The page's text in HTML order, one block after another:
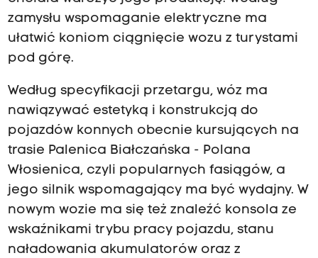
zamysłu wspomaganie elektryczne ma
ułatwić koniom ciągnięcie wozu z turystami
pod górę.
Według specyfikacji przetargu, wóz ma
nawiązywać estetyką i konstrukcją do
pojazdów konnych obecnie kursujących na
trasie Palenica Białczańska - Polana
Włosienica, czyli popularnych fasiągów, a
jego silnik wspomagający ma być wydajny. W
nowym wozie ma się też znaleźć konsola ze
wskaźnikami trybu pracy pojazdu, stanu
naładowania akumulatorów oraz z